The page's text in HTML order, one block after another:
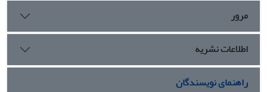
مرور
اطلاعات نشریه
راهنمای نویسندگان